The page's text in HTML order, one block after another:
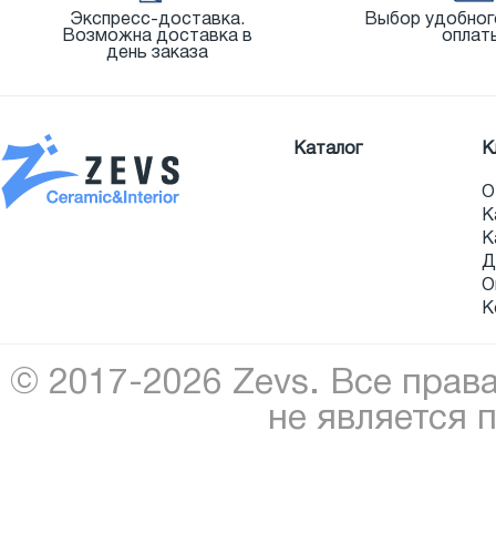
Экспресс-доставка.
Возможна доставка в
день заказа
Выбор
Каталог
О
© 2017-2026 Zevs. Все
не является